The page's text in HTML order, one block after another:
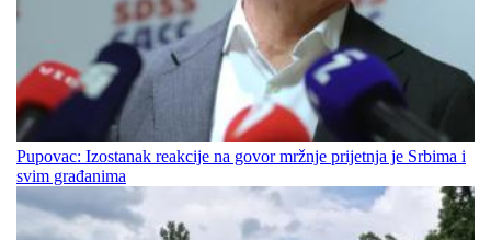
Pupovac: Izostanak reakcije na govor mržnje prijetnja je Srbima i
svim građanima